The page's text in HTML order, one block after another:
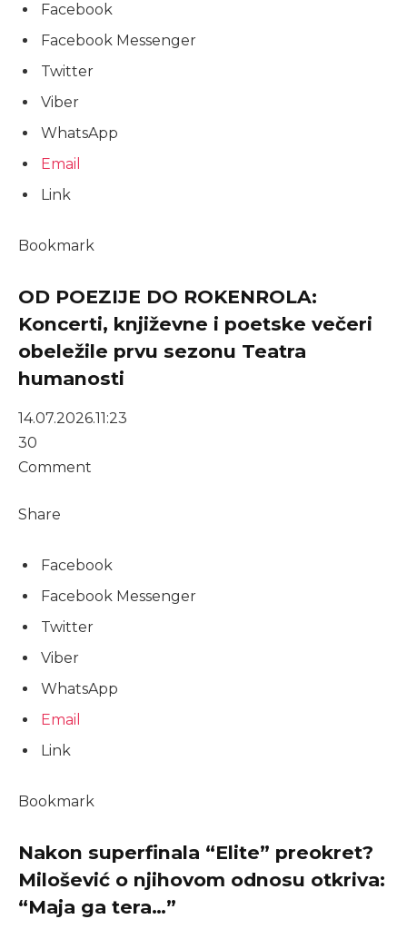
Facebook
Facebook Messenger
Twitter
Viber
WhatsApp
Email
Link
Bookmark
OD POEZIJE DO ROKENROLA:
Koncerti, književne i poetske večeri
obeležile prvu sezonu Teatra
humanosti
14.07.2026.11:23
30
Comment
Share
Facebook
Facebook Messenger
Twitter
Viber
WhatsApp
Email
Link
Bookmark
Nakon superfinala “Elite” preokret?
Milošević o njihovom odnosu otkriva:
“Maja ga tera…”